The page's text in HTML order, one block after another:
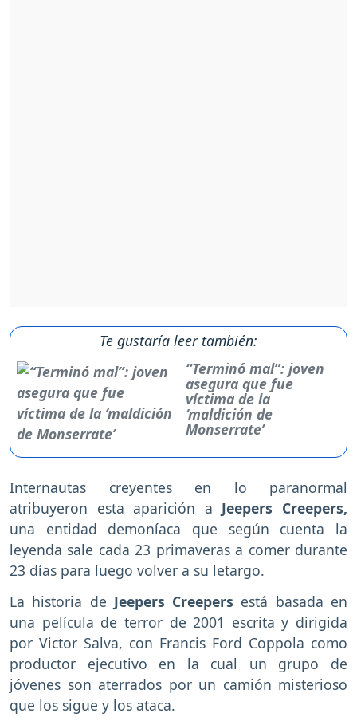
Te gustaría leer también:
“Terminó mal”: joven
asegura que fue
víctima de la
‘maldición de
Monserrate’
Internautas creyentes en lo paranormal
atribuyeron esta aparición a Jeepers Creepers,
una entidad demoníaca que según cuenta la
leyenda sale cada 23 primaveras a comer durante
23 días para luego volver a su letargo.
La historia de Jeepers Creepers está basada en
una película de terror de 2001 escrita y dirigida
por Victor Salva, con Francis Ford Coppola como
productor ejecutivo en la cual un grupo de
jóvenes son aterrados por un camión misterioso
que los sigue y los ataca.